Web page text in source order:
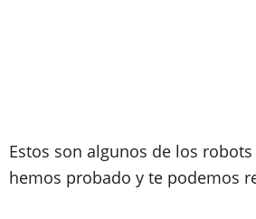
Estos son algunos de los
hemos probado y te podemos